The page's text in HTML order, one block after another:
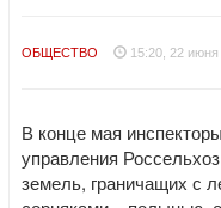
ОБЩЕСТВО 15:20, 22 июня
В конце мая
управления
земель, граничащих с